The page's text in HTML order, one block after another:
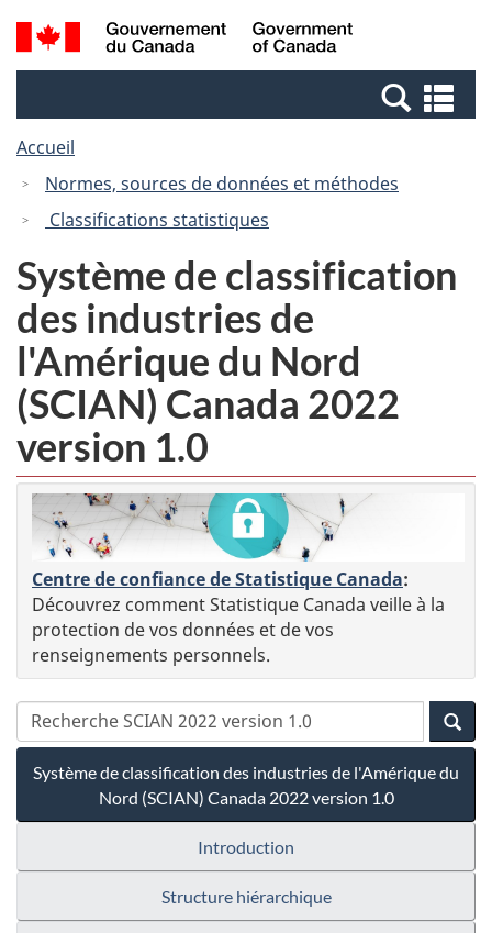
Passer
au
Passer
à
Canada
Recherche
et
et
Accueil
Normes, sources de données et méthodes
Classifications statistiques
Système de classification
des industries de
l'Amérique du Nord
(SCIAN) Canada 2022
version 1.0
Centre de confiance de Statistique Canada:
Découvrez comment Statistique Canada veille à la
protection de vos données et de vos
renseignements personnels.
Système de classification des industries de l'Amérique du
Nord (SCIAN) Canada 2022 version 1.0
Introduction
Structure hiérarchique